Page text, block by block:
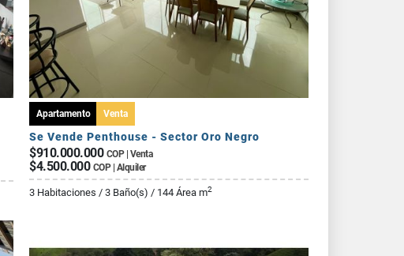
Apartamento Venta
Se Vende Penthouse - Sector Oro Negro
$910.000.000 COP | Venta
$4.500.000 COP | Alquiler
3 Habitaciones / 3 Baño(s) / 144 Área m2